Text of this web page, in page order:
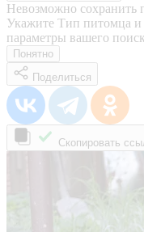
Невозможно сохранить
Укажите Тип питомца
параметры вашего
Понятно
Поделиться
Скопировать